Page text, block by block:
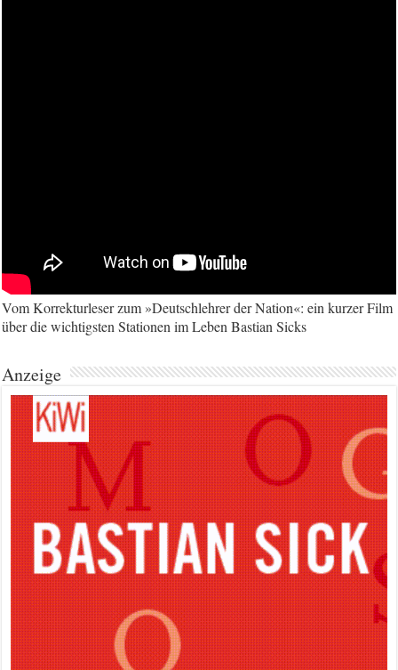
Vom Korrekturleser zum »Deutschlehrer der Nation«: ein kurzer Film
über die wichtigsten Stationen im Leben Bastian Sicks
Anzeige